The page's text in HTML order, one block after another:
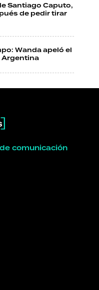
Santiago Caputo,
de pedir tirar
Wanda apeló el
Argentina
comunicación